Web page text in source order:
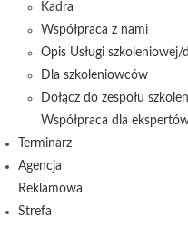
Kadra
Współpraca z nami
Opis Usługi szkoleniowej/
Dla szkoleniowców
Dołącz do zespołu
Współpraca dla
Terminarz
Agencja
Reklamowa
Strefa